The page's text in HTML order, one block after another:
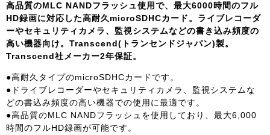
高品質のMLC NANDフラッシュ使用で、最大6000時間のフル
HD録画に対応した高耐久microSDHCカード。ライブレコーダ
ーやセキュリティカメラ、監視システムなどの書き込み頻度の
高い機器向け。Transcend(トランセンドジャパン)製。
Transcend社メーカー2年保証。
●高耐久タイプのmicroSDHCカードです。
●ドライブレコーダーやセキュリティカメラ、監視システムな
どの書込み頻度の高い機器での使用に最適です。
●高品質のMLC NANDフラッシュを使用しており、最大6,000
時間のフルHD録画が可能です。